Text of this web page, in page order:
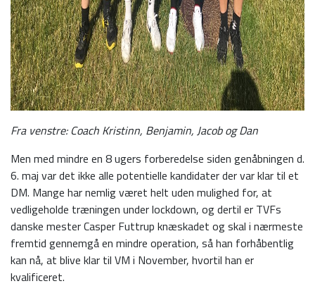
Fra venstre: Coach Kristinn, Benjamin, Jacob og Dan
Men med mindre en 8 ugers forberedelse siden genåbningen d.
6. maj var det ikke alle potentielle kandidater der var klar til et
DM. Mange har nemlig været helt uden mulighed for, at
vedligeholde træningen under lockdown, og dertil er TVFs
danske mester Casper Futtrup knæskadet og skal i nærmeste
fremtid gennemgå en mindre operation, så han forhåbentlig
kan nå, at blive klar til VM i November, hvortil han er
kvalificeret.